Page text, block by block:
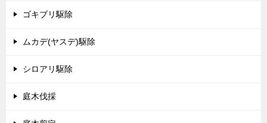
ゴキブリ駆除
ムカデ(ヤスデ)駆除
シロアリ駆除
庭木伐採